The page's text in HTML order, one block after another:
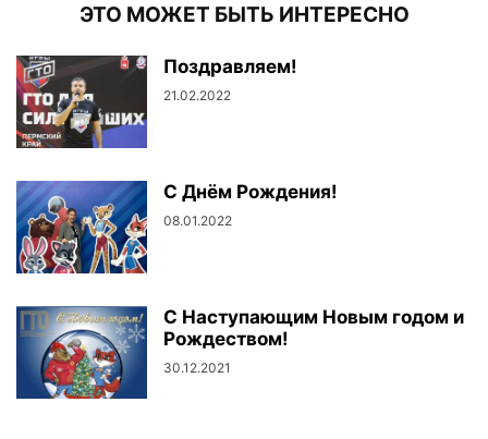
ЭТО МОЖЕТ БЫТЬ ИНТЕРЕСНО
Поздравляем!
21.02.2022
С Днём Рождения!
08.01.2022
С Наступающим Новым годом и
Рождеством!
30.12.2021